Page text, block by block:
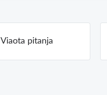
Viaota pitanja